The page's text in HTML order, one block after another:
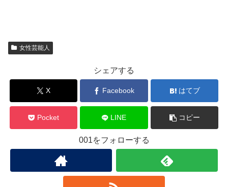
女性芸能人
シェアする
X Facebook はてブ
Pocket LINE コピー
001をフォローする